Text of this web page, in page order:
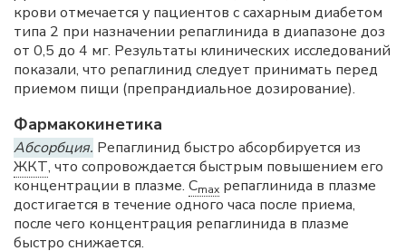
крови отмечается у пациентов с сахарным диабетом
типа 2 при назначении репаглинида в диапазоне доз
от 0,5 до 4 мг. Результаты клинических исследований
показали, что репаглинид следует принимать перед
приемом пищи (препрандиальное дозирование).
Фармакокинетика
Абсорбция. Репаглинид быстро абсорбируется из
ЖКТ, что сопровождается быстрым повышением его
концентрации в плазме. Cmax репаглинида в плазме
достигается в течение одного часа после приема,
после чего концентрация репаглинида в плазме
быстро снижается.